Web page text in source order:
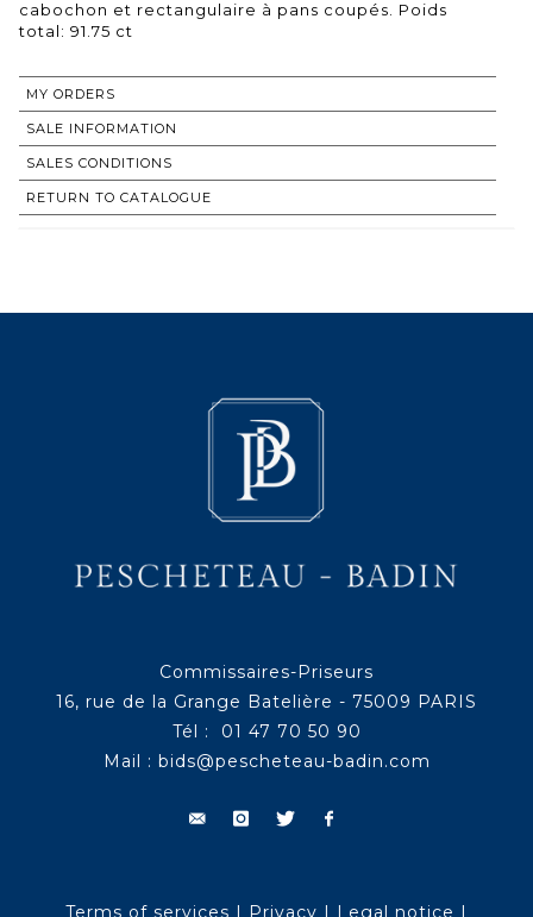
cabochon et rectangulaire à pans coupés. Poids
total: 91.75 ct
MY ORDERS
SALE INFORMATION
SALES CONDITIONS
RETURN TO CATALOGUE
Commissaires-Priseurs
16, rue de la Grange Batelière - 75009 PARIS
Tél : 01 47 70 50 90
Mail : bids@pescheteau-badin.com
Terms of services | Privacy | Legal notice |